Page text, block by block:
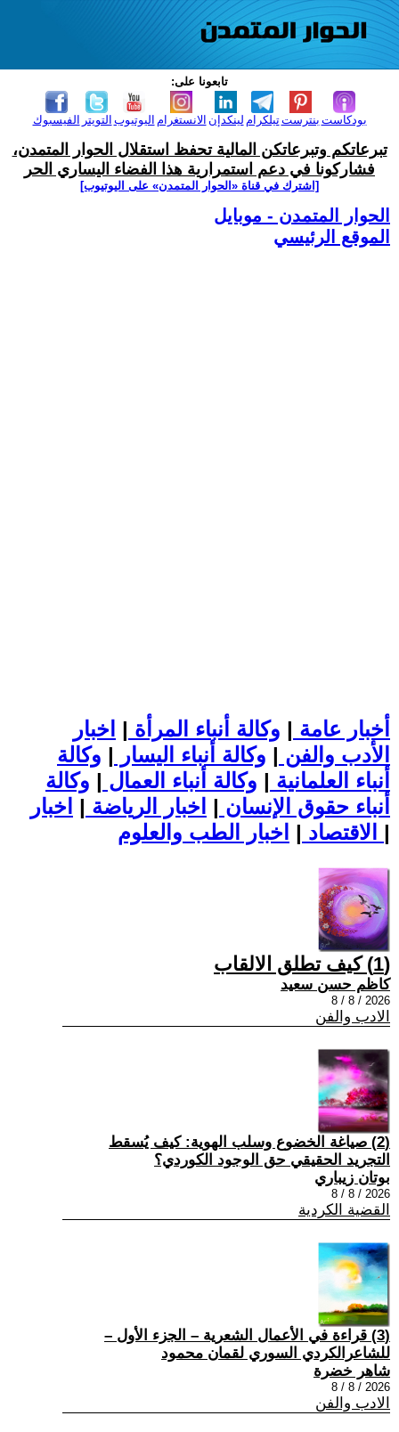
تابعونا على:
الفيسبوك التويتر اليوتيوب الانستغرام لينكدإن تيلكرامبنترست بودكاست
تبرعاتكم وتبرعاتكن المالية تحفظ استقلال الحوار المتمدن،
فشاركونا في دعم استمرارية هذا الفضاء اليساري الحر
[اشترك في قناة ‫«الحوار المتمدن» على اليوتيوب]
الحوار المتمدن - موبايل
الموقع الرئيسي
أخبار عامة | وكالة أنباء المرأة | اخبار
الأدب والفن | وكالة أنباء اليسار | وكالة
أنباء العلمانية | وكالة أنباء العمال | وكالة
أنباء حقوق الإنسان | اخبار الرياضة | اخبار
الاقتصاد | |
(1) كيف تطلق الالقاب
كاظم حسن سعيد
2026 / 8 / 8
الادب والفن
(2) صياغة الخضوع وسلب الهوية: كيف يُسقط
التجريد الحقيقي حق الوجود الكوردي؟
بوتان زيباري
2026 / 8 / 8
القضية الكردية
(3) قراءة في الأعمال الشعرية – الجزء الأول –
للشاعرالكردي السوري لقمان محمود
شاهر خضرة
2026 / 8 / 8
الادب والفن